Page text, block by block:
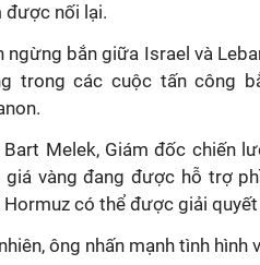
được nối lại.
ngừng bắn giữa Israel và
trong các cuộc tấn công
Bart Melek, Giám đốc chiến
giá vàng đang được hỗ trợ
Hormuz có thể được giải
ông nhấn mạnh tình